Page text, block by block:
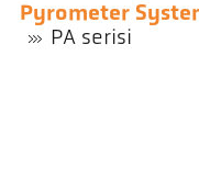
Pyrometer
PA serisi